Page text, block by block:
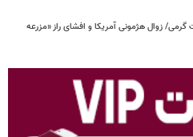
زوال هژمونی آمریکا و افشای راز «مزرعه